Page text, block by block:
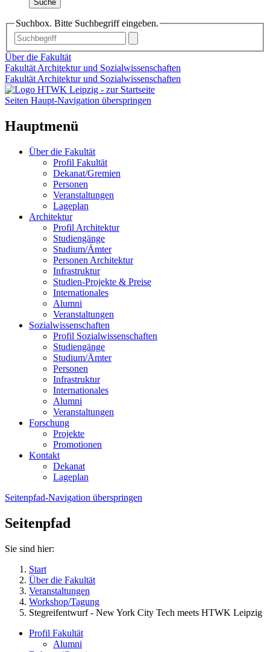
Suche
Suchbox. Bitte Suchbegriff eingeben.
Über die Fakultät
Fakultät Architektur und Sozialwissenschaften
Fakultät Architektur und Sozialwissenschaften
Seiten Haupt-Navigation überspringen
Hauptmenü
Über die Fakultät
Profil Fakultät
Dekanat/Gremien
Personen
Veranstaltungen
Lageplan
Architektur
Profil Architektur
Studiengänge
Studium/Ämter
Personen Architektur
Infrastruktur
Studien-Projekte & Preise
Internationales
Alumni
Veranstaltungen
Sozialwissenschaften
Profil Sozialwissenschaften
Studiengänge
Studium/Ämter
Personen
Infrastruktur
Internationales
Alumni
Veranstaltungen
Forschung
Projekte
Promotionen
Kontakt
Dekanat
Lageplan
Seitenpfad-Navigation überspringen
Seitenpfad
Sie sind hier:
Start
Über die Fakultät
Veranstaltungen
Workshop/Tagung
Stegreifentwurf - New York City Tech meets HTWK Leipzig
Profil Fakultät
Alumni